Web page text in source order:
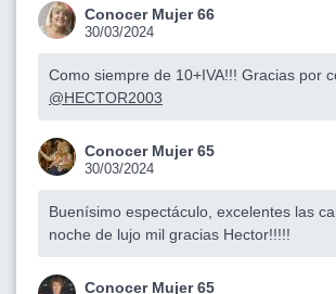
Conocer Mujer 66
30/03/2024
Como siempre de 10+IVA!!! Gracias por
@HECTOR2003
Conocer Mujer 65
30/03/2024
Buenísimo espectáculo, excelentes las
noche de lujo mil gracias Hector!!!!!
Conocer Mujer 65